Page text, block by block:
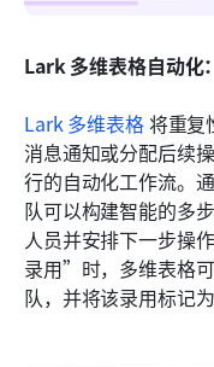
Lark 多维表格自动化
Lark 多维表格 将重复
消息通知或分配后续
行的自动化工作流。
队可以构建智能的多
人员并安排下一步操
录用”时，多维表格
队，并将该录用标记